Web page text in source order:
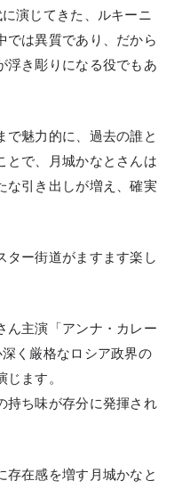
演じてきた、ルキーニ
では異質であり、だから
浮き彫りになる役でもあ
魅力的に、過去の誰と
とで、月城かなとさんは
な引き出しが増え、確実
ター街道がますます楽し
ん主演「アンナ・カレー
く厳格なロシア政界の
ます。
持ち味が存分に発揮され
存在感を増す月城かなと